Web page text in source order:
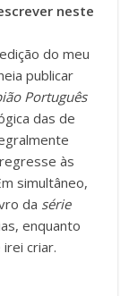
neste
do meu
publicar
Português
das de
às
simultâneo,
da série
enquanto
criar.